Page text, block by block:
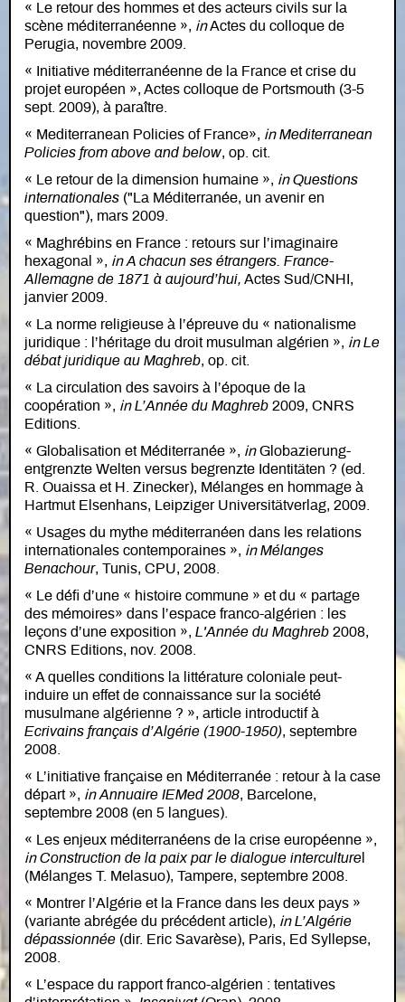
« Le retour des hommes et des acteurs civils sur la
scène méditerranéenne », inActes du colloque de
Perugia, novembre 2009.
« Initiative méditerranéenne de la France et crise du
projet européen », Actes colloque de Portsmouth (3-5
sept. 2009), à paraître.
« Mediterranean Policies of France», in Mediterranean
Policies from above and below, op. cit.
« Le retour de la dimension humaine », in Questions
internationales ("La Méditerranée, un avenir en
question"), mars 2009.
« Maghrébins en France : retours sur l’imaginaire
hexagonal », in A chacun ses étrangers. France-
Allemagne de 1871 à aujourd’hui, Actes Sud/CNHI,
janvier 2009.
« La norme religieuse à l’épreuve du « nationalisme
juridique : l’héritage du droit musulman algérien », in Le
débat juridique au Maghreb, op. cit.
« La circulation des savoirs à l’époque de la
coopération », in L’Année du Maghreb 2009, CNRS
Editions.
« Globalisation et Méditerranée », inGlobazierung-
entgrenzte Welten versus begrenzte Identitäten ? (ed.
R. Ouaissa et H. Zinecker), Mélanges en hommage à
Hartmut Elsenhans, Leipziger Universitätverlag, 2009.
« Usages du mythe méditerranéen dans les relations
internationales contemporaines », in Mélanges
Benachour, Tunis, CPU, 2008.
« Le défi d’une « histoire commune » et du « partage
des mémoires» dans l’espace franco-algérien : les
leçons d’une exposition », L'Année du Maghreb 2008,
CNRS Editions, nov. 2008.
« A quelles conditions la littérature coloniale peut-
induire un effet de connaissance sur la société
musulmane algérienne ? », article introductif à
Ecrivains français d’Algérie (1900-1950), septembre
2008.
« L’initiative française en Méditerranée : retour à la case
départ », in Annuaire IEMed 2008, Barcelone,
septembre 2008 (en 5 langues).
« Les enjeux méditerranéens de la crise européenne »,
in Construction de la paix par le dialogue interculture
(Mélanges T. Melasuo), Tampere, septembre 2008.
« Montrer l’Algérie et la France dans les deux pays »
(variante abrégée du précédent article), in L’Algérie
dépassionnée (dir. Eric Savarèse), Paris, Ed Syllepse,
2008.
« L’espace du rapport franco-algérien : tentatives